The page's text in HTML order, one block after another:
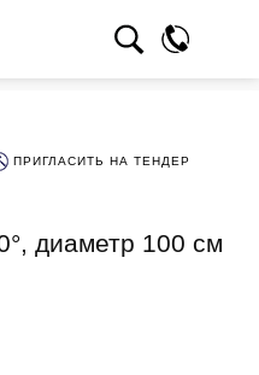
ПРИГЛАСИТЬ НА ТЕНДЕР
диаметр 100 см